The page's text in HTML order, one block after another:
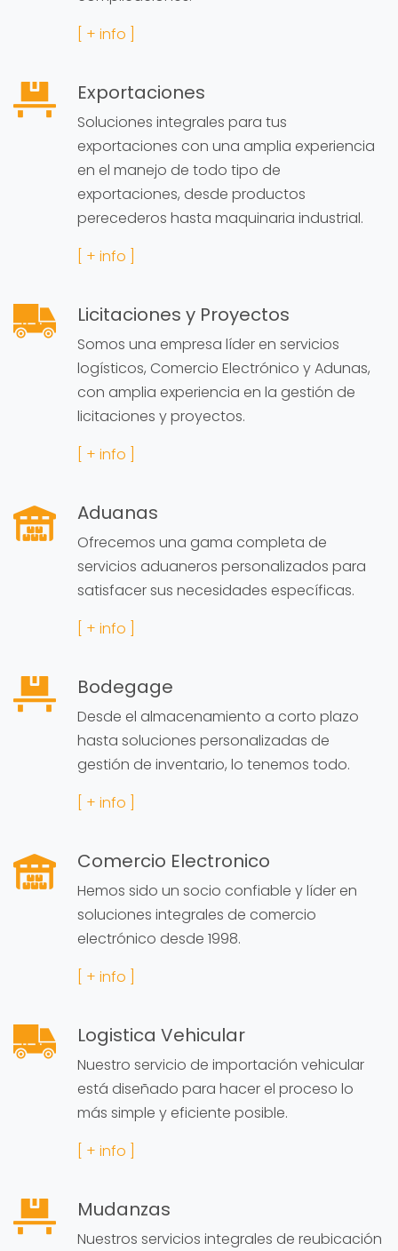
[ + info ]
Exportaciones
Soluciones integrales para tus
exportaciones con una amplia experiencia
en el manejo de todo tipo de
exportaciones, desde productos
perecederos hasta maquinaria industrial.
[ + info ]
Licitaciones y Proyectos
Somos una empresa líder en servicios
logísticos, Comercio Electrónico y Adunas,
con amplia experiencia en la gestión de
licitaciones y proyectos.
[ + info ]
Aduanas
Ofrecemos una gama completa de
servicios aduaneros personalizados para
satisfacer sus necesidades específicas.
[ + info ]
Bodegage
Desde el almacenamiento a corto plazo
hasta soluciones personalizadas de
gestión de inventario, lo tenemos todo.
[ + info ]
Comercio Electronico
Hemos sido un socio confiable y líder en
soluciones integrales de comercio
electrónico desde 1998.
[ + info ]
Logistica Vehicular
Nuestro servicio de importación vehicular
está diseñado para hacer el proceso lo
más simple y eficiente posible.
[ + info ]
Mudanzas
Nuestros servicios integrales de reubicación